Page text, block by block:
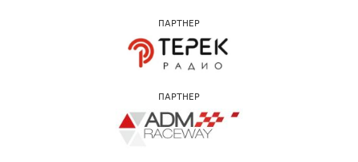
ПАРТНЕР
ПАРТНЕР